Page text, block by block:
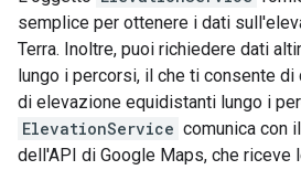
semplice per ottenere i dati
Terra. Inoltre, puoi richiedere dati
lungo i percorsi, il che ti consente
di elevazione equidistanti lungo i
ElevationService comunica con
dell'API di Google Maps, che riceve